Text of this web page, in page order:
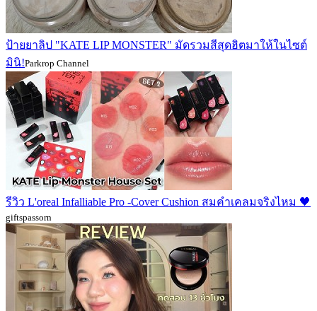
ป้ายยาลิป "KATE LIP MONSTER" มัดรวมสีสุดฮิตมาให้ในไซต์
มินิ!Parkrop Channel
รีวิว L'oreal Infalliable Pro -Cover Cushion สมคำเคลมจริงไหม 🖤
giftspassorn